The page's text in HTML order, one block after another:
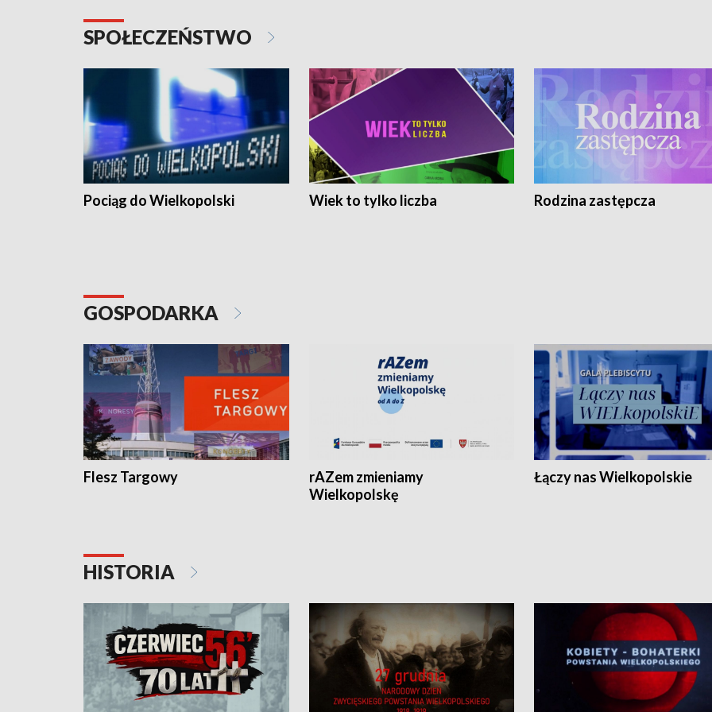
SPOŁECZEŃSTWO
Pociąg do Wielkopolski Wiek to tylko liczba Rodzina zastępcza
GOSPODARKA
Flesz Targowy
rAZem zmieniamy
Wielkopolskę
Łączy nas Wielkopolskie
HISTORIA